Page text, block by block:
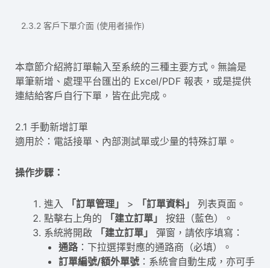
2.3.2 客戶下單介面 (使用者操作)
本章節介紹將訂單輸入至系統的三種主要方式。無論是
單筆新增、處理平台匯出的 Excel/PDF 報表，或是提供
連結給客戶自行下單，皆在此完成。
2.1 手動新增訂單
適用於：電話接單、內部測試單或少量的特殊訂單。
操作步驟：
進入 「訂單管理」 > 「訂單資料」
列表頁面。
點擊右上角的
「建立訂單」
按鈕（藍色）。
系統將開啟
「建立訂單」
彈窗，請依序填寫：
通路：下拉選擇對應的通路商（必填）。
訂單編號/額外單號 ：系統會自動生成，亦可手